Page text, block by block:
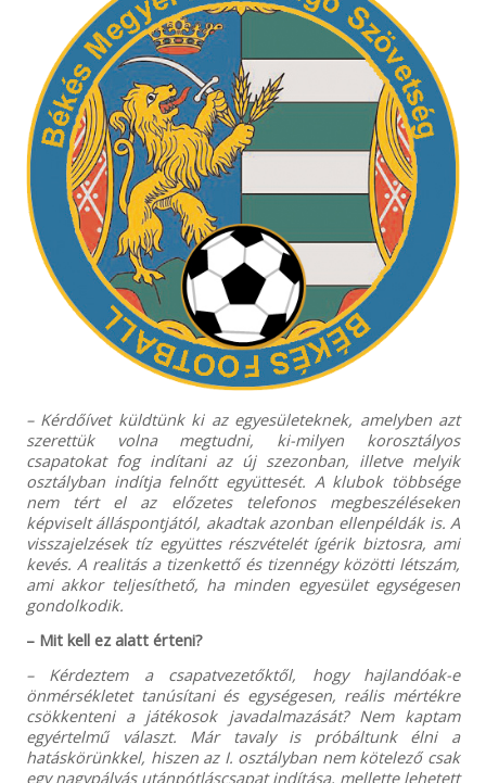
– Kérdőívet küldtünk ki az egyesületeknek, amelyben azt
szerettük volna megtudni, ki-milyen korosztályos
csapatokat fog indítani az új szezonban, illetve melyik
osztályban indítja felnőtt együttesét. A klubok többsége
nem tért el az előzetes telefonos megbeszéléseken
képviselt álláspontjától, akadtak azonban ellenpéldák is. A
visszajelzések tíz együttes részvételét ígérik biztosra, ami
kevés. A realitás a tizenkettő és tizennégy közötti létszám,
ami akkor teljesíthető, ha minden egyesület egységesen
gondolkodik.
– Mit kell ez alatt érteni?
– Kérdeztem a csapatvezetőktől, hogy hajlandóak-e
önmérsékletet tanúsítani és egységesen, reális mértékre
csökkenteni a játékosok javadalmazását? Nem kaptam
egyértelmű választ. Már tavaly is próbáltunk élni a
hatáskörünkkel, hiszen az I. osztályban nem kötelező csak
egy nagypályás utánpótláscsapat indítása, mellette lehetett